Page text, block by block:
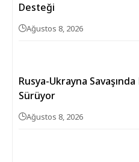
Desteği
Ağustos 8, 2026
Rusya-Ukrayna Savaşında
Sürüyor
Ağustos 8, 2026